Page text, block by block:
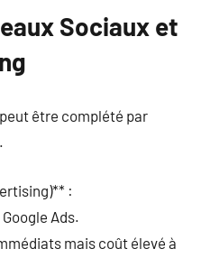
Sociaux et
être complété par
:
Ads.
mais coût élevé à